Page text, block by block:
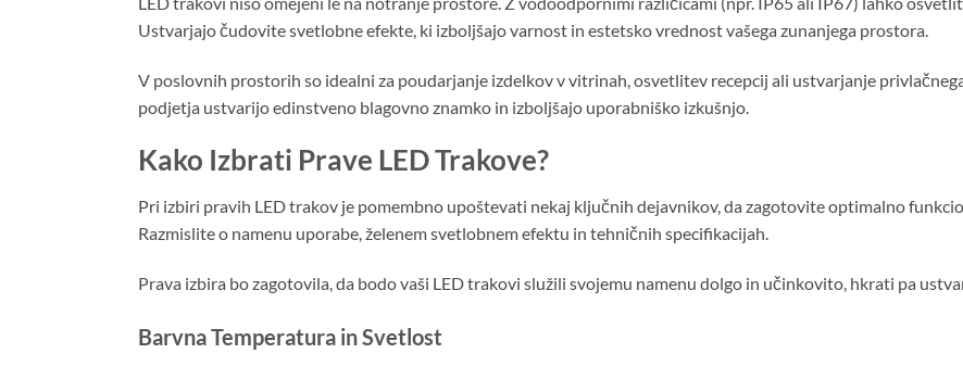
Ustvarjajo čudovite svetlobne efekte, ki izboljšajo varnost in estetsko vrednost vašega zunanjega prostora.
V poslovnih prostorih so idealni za poudarjanje izdelkov v vitrinah, osvetlitev recepcij ali ustvarjanje
podjetja ustvarijo edinstveno blagovno znamko in izboljšajo uporabniško izkušnjo.
Kako Izbrati Prave LED Trakove?
Pri izbiri pravih LED trakov je pomembno upoštevati nekaj ključnih dejavnikov, da zagotovite optimalno
Razmislite o namenu uporabe, želenem svetlobnem efektu in tehničnih specifikacijah.
Prava izbira bo zagotovila, da bodo vaši LED trakovi služili svojemu namenu dolgo in učinkovito, hkrati pa
Barvna Temperatura in Svetlost